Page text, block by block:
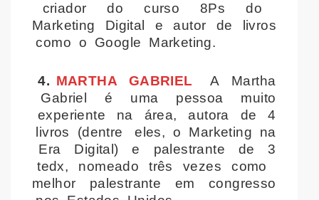
criador do curso 8Ps do
Marketing Digital e autor de livros
como o Google Marketing.
4. MARTHA GABRIEL A Martha
Gabriel é uma pessoa muito
experiente na área, autora de 4
livros (dentre eles, o Marketing na
Era Digital) e palestrante de 3
tedx, nomeado três vezes como
melhor palestrante em congresso